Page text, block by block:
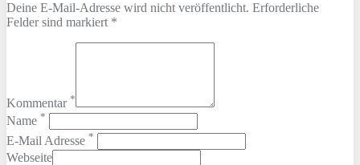
Deine E-Mail-Adresse wird nicht veröffentlicht. Erforderliche
Felder sind markiert *
Kommentar *
Name *
E-Mail Adresse *
Webseite